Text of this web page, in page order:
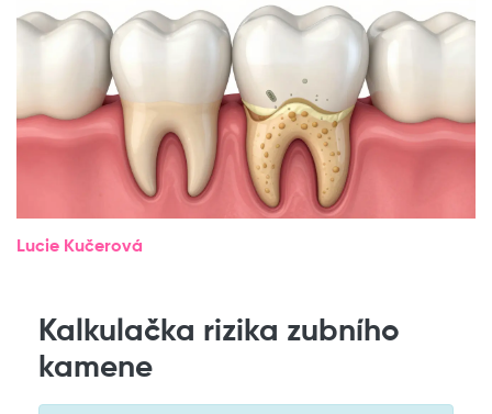
Lucie Kučerová
Kalkulačka rizika zubního
kamene